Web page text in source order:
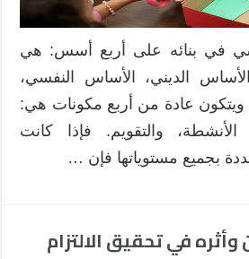
في بنائه على أربع أسس: هي
الديني، الأساس النفسي،
ويتكون عادة من أربع مكونات هي:
الأنشطة، والتقويم. فإذا كانت
بجميع مستوياتها فإن …
في تحقيق الالتزام